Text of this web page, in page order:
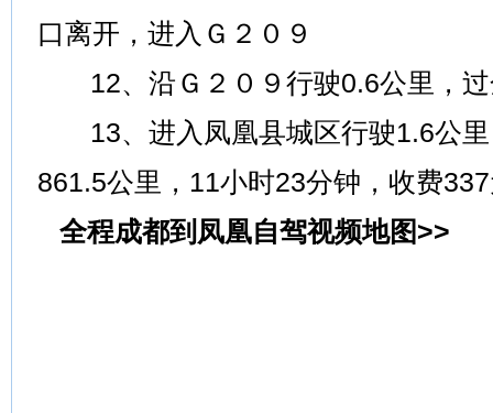
口离开，进入Ｇ２０９
12、沿Ｇ２０９行驶0.6公里，
13、进入凤凰县城区行驶1.6公
861.5公里，11小时23分钟，收费
全程成都到凤凰自驾视频地图>>